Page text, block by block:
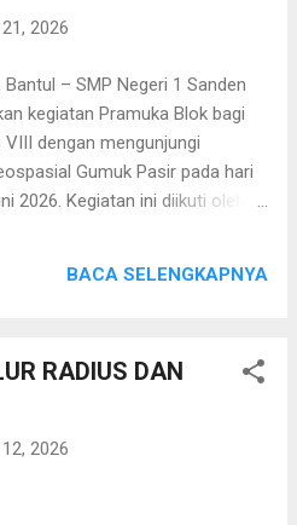
2026
– SMP Negeri 1 Sanden
kegiatan Pramuka Blok bagi
dengan mengunjungi
Gumuk Pasir pada hari
2026. Kegiatan ini diikuti oleh
dan kecakapan hidup,
melatih kemandirian,
kebersamaan, serta kepedulian
dari pembina pramuka mengenai
BACA SELENGKAPNYA
RADIUS DAN
2026